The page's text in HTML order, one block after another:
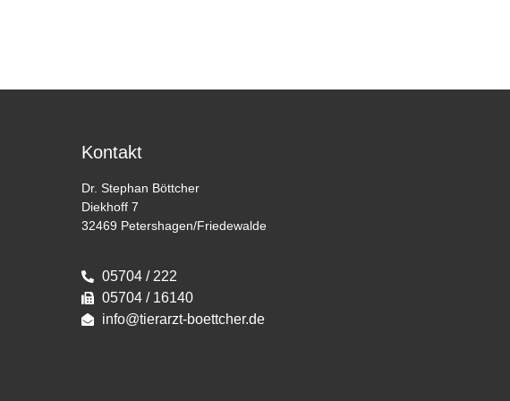
Kontakt
Dr. Stephan Böttcher
Diekhoff 7
32469 Petershagen/Friedewalde
05704 / 222
05704 / 16140
info@tierarzt-boettcher.de